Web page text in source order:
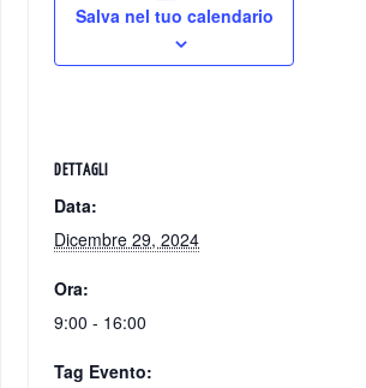
Salva nel tuo calendario
DETTAGLI
Data:
Dicembre 29, 2024
Ora:
9:00 - 16:00
Tag Evento: